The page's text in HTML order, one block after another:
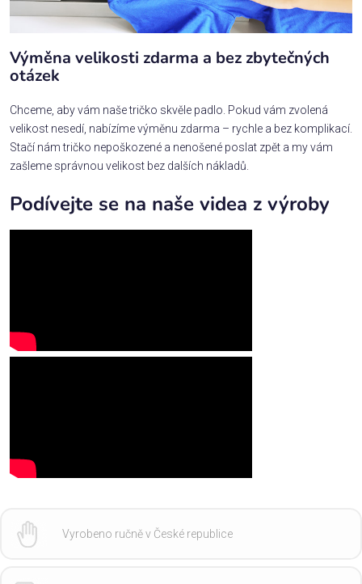
Výměna velikosti zdarma a bez zbytečných
otázek
Chceme, aby vám naše tričko skvěle padlo. Pokud vám zvolená
velikost nesedí, nabízíme výměnu zdarma – rychle a bez komplikací.
Stačí nám tričko nepoškozené a nenošené poslat zpět a my vám
zašleme správnou velikost bez dalších nákladů.
Podívejte se na naše videa z výroby
Vyrobeno ručně v České republice